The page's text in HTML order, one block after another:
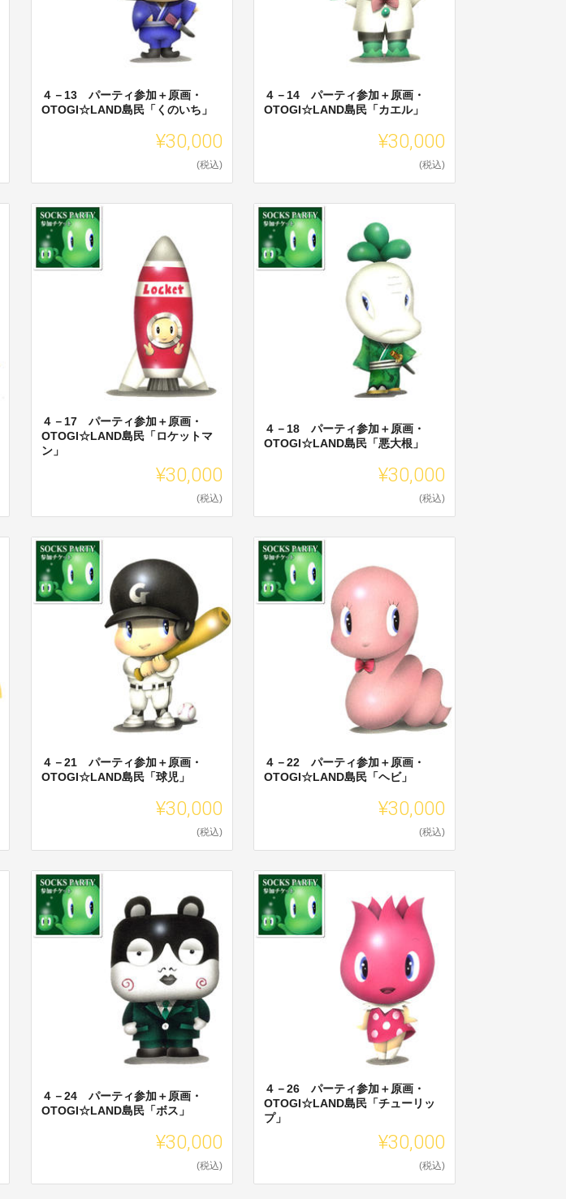
４－13 パーティ参加＋原画・
OTOGI☆LAND島民「くのいち」
¥30,000
(税込)
４－14 パーティ参加＋原画・
OTOGI☆LAND島民「カエル」
¥30,000
(税込)
４－17 パーティ参加＋原画・
OTOGI☆LAND島民「ロケットマ
ン」
¥30,000
(税込)
４－18 パーティ参加＋原画・
OTOGI☆LAND島民「悪大根」
¥30,000
(税込)
４－21 パーティ参加＋原画・
OTOGI☆LAND島民「球児」
¥30,000
(税込)
４－22 パーティ参加＋原画・
OTOGI☆LAND島民「ヘビ」
¥30,000
(税込)
４－24 パーティ参加＋原画・
OTOGI☆LAND島民「ボス」
¥30,000
(税込)
４－26 パーティ参加＋原画・
OTOGI☆LAND島民「チューリッ
プ」
¥30,000
(税込)